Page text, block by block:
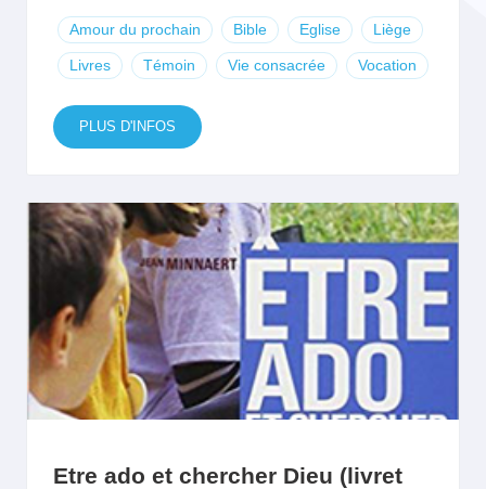
Amour du prochain Bible Eglise Liège
Livres Témoin Vie consacrée Vocation
PLUS D'INFOS
Etre ado et chercher Dieu (livret